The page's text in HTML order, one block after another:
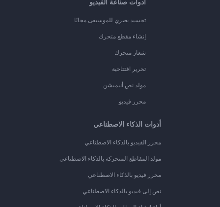
أدوات صناعة الفيديو
تجسيد بصري للموسيقى مجانًا
إنشاء مقطع متحرك
شعار متحرك
تحرير افتتاحية
مولد نص أنيميشن
محرر فيديو
أدوات الذكاء الاصطناعي
محرر الفيديو بالذكاء الاصطناعي
مولد المقاطع المتحركة بالذكاء الاصطناعي
محرر فيديو بالذكاء الاصطناعي
نص إلى فيديو بالذكاء الاصطناعي